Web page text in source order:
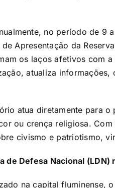
no período de
Apresentação da
os laços afetivos com
atualiza
atua diretamente para
ou crença religiosa.
civismo e patriotismo,
de Defesa Nacional
na capital fluminense,